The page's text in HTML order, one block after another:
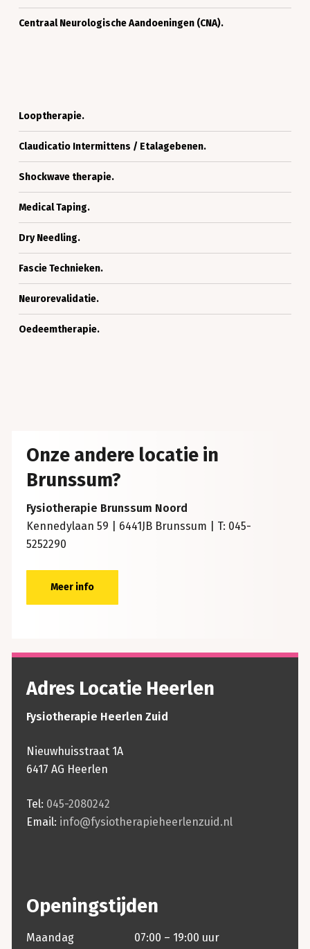
(kaakklachten).
Centraal
Centraal Neurologische Aandoeningen (CNA).
Looptherapie.
Looptherapie.
Claudicatio
/
Etalagebenen.
Claudicatio Intermittens / Etalagebenen.
Shockwave
Shockwave therapie.
Medical
Medical Taping.
Dry
Dry Needling.
Fascie
Fascie Technieken.
Neurorevalidatie.
Neurorevalidatie.
Oedeemtherapie.
Oedeemtherapie.
Onze andere locatie in
Brunssum?
Fysiotherapie Brunssum Noord
Kennedylaan 59 | 6441JB Brunssum | T: 045-
5252290
Meer info
Adres Locatie Heerlen
Fysiotherapie Heerlen Zuid
Nieuwhuisstraat 1A
6417 AG Heerlen
Tel: 045-2080242
Email: info@fysiotherapieheerlenzuid.nl
Openingstijden
Maandag
07:00 – 19:00 uur